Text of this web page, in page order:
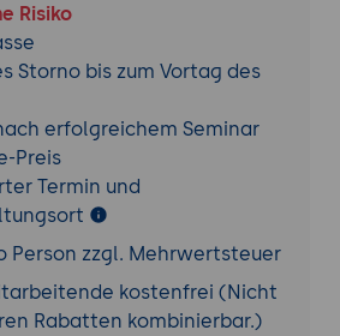
Risiko
Storno bis zum Vortag des
erfolgreichem Seminar
Preis
Termin und
Person zzgl. Mehrwertsteuer
kostenfrei (Nicht
Rabatten kombinierbar.)